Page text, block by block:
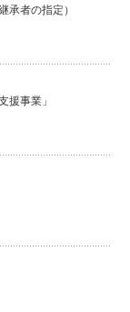
承者の指定）
援事業」